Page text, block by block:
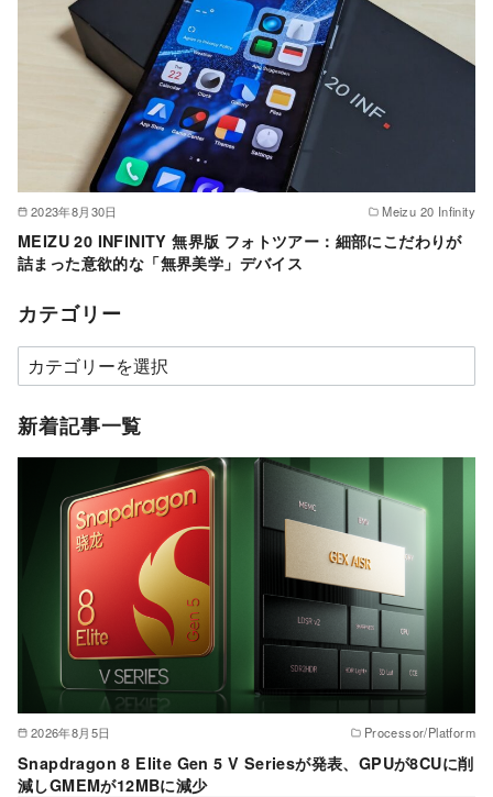
2023年8月30日 Meizu 20 Infinity
MEIZU 20 INFINITY 無界版 フォトツアー：細部にこだわりが
詰まった意欲的な「無界美学」デバイス
カテゴリー
カ
テ
ゴ
新着記事一覧
2026年8月5日 Processor/Platform
Snapdragon 8 Elite Gen 5 V Seriesが発表、GPUが8CUに削
減しGMEMが12MBに減少